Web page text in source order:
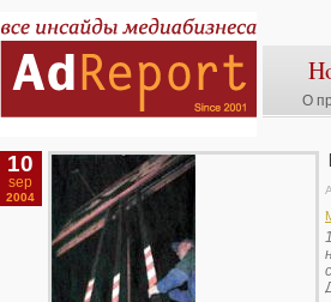
О
10
sep
2004